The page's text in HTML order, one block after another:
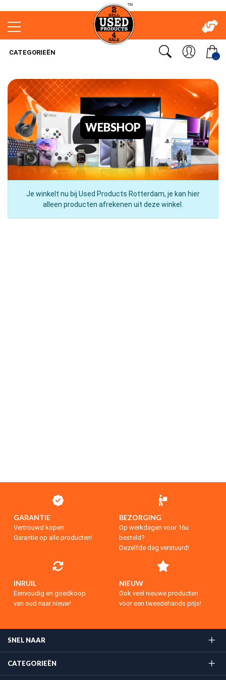
..
CATEGORIEËN
WEBSHOP
Je winkelt nu bij Used Products Rotterdam, je kan hier
alleen producten afrekenen uit deze winkel.
GARANTIE
Vertrouwd kopen
Garantie op alle producten!
BEZORGING
Op werkdagen voor 16u
besteld?
Dezelfde dag verstuurd!
INRUIL
Eenvoudig en goedkoop
van oud naar nieuw!
NIEUW
Ook veel nieuwe producten
voor een tweedehands prijs!
SNEL NAAR
CATEGORIEËN